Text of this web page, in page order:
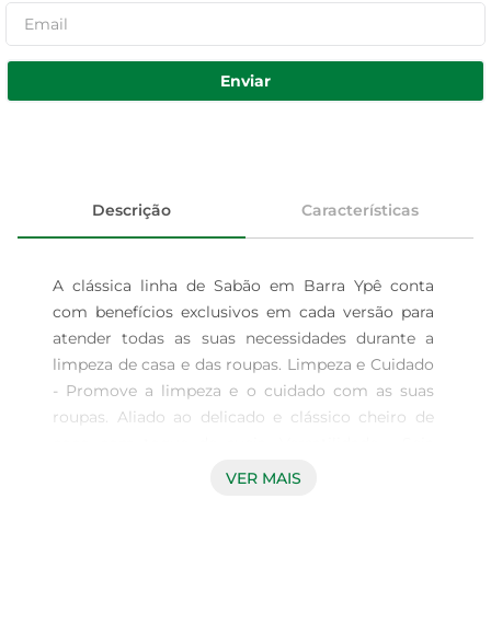
Enviar
Descrição Características
A clássica linha de Sabão em Barra Ypê conta
com benefícios exclusivos em cada versão para
atender todas as suas necessidades durante a
limpeza de casa e das roupas. Limpeza e Cuidado
- Promove a limpeza e o cuidado com as suas
roupas. Aliado ao delicado e clássico cheiro de
para limpar a casa, as roupas ou as louças, o
VER MAIS